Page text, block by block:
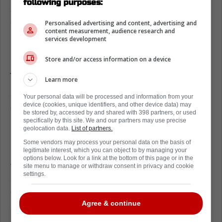
souvent vu comme un dernier recours. Oui,
c'est un droit pour le joueur, mais le
processus peut laisser des cicatrices.
L'équipe tente de minimiser la valeur du
joueur devant un arbitre, en énumérant ses
lacunes. Ce n'est pas exactement ce qu'on
appelle une ambiance propice à une belle
collaboration à long terme.
Heureusement, comme le souligne le bien
informé Marc-Olivier Beaudoin, une entente
peut toujours être conclue avant l'audience
formelle. Ce serait sans doute l'issue la plus
saine pour éviter d'envenimer une relation qui
en est encore à ses débuts.
« Jayden Struble aura recours à
following purposes:
Personalised advertising and content, advertising and
content measurement, audience research and
services development
Store and/or access information on a device
Learn more
Your personal data will be processed and information from your
device (cookies, unique identifiers, and other device data) may
be stored by, accessed by and shared with 398 partners, or used
specifically by this site. We and our partners may use precise
geolocation data. List of partners.
Some vendors may process your personal data on the basis of
legitimate interest, which you can object to by managing your
options below. Look for a link at the bottom of this page or in the
site menu to manage or withdraw consent in privacy and cookie
settings.
Agree & continue